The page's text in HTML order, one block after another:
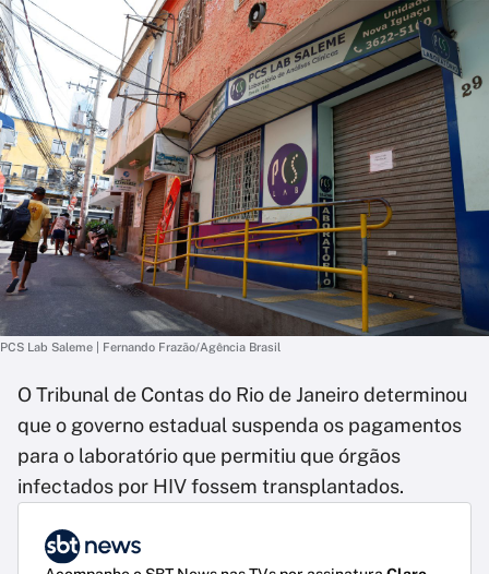
PCS Lab Saleme | Fernando Frazão/Agência Brasil
O Tribunal de Contas do Rio de Janeiro determinou
que o governo estadual suspenda os pagamentos
para o laboratório que permitiu que órgãos
infectados por HIV fossem transplantados.